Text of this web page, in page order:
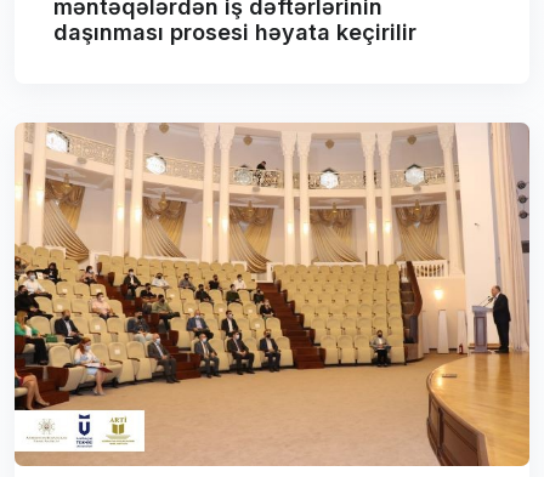
məntəqələrdən iş dəftərlərinin
daşınması prosesi həyata keçirilir